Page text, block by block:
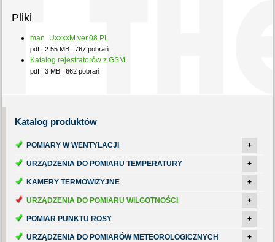
Pliki
man_UxxxxM.ver.08.PL
pdf | 2.55 MB | 767 pobrań
Katalog rejestratorów z GSM
pdf | 3 MB | 662 pobrań
Katalog produktów
POMIARY W WENTYLACJI +
URZĄDZENIA DO POMIARU TEMPERATURY +
KAMERY TERMOWIZYJNE +
URZĄDZENIA DO POMIARU WILGOTNOŚCI +
POMIAR PUNKTU ROSY +
URZĄDZENIA DO POMIARÓW METEOROLOGICZNYCH +